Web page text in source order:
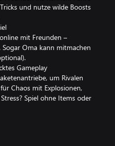
und nutze wilde Boosts
mit Freunden –
Oma kann mitmachen
Gameplay
um Rivalen
Chaos mit Explosionen,
Spiel ohne Items oder
Inseln, futuristische Städte &